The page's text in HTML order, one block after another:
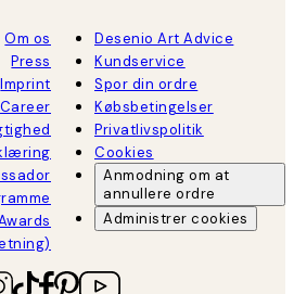
Om os
Press
Imprint
Career
Desenio Art Advice
Kundservice
Spor din ordre
Købsbetingelser
Privatlivspolitik
Cookies
Anmodning om at
annullere ordre
Administrer cookies